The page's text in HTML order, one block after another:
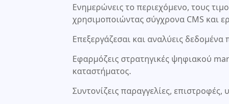
Ενημερώνεις το περιεχόμενο, τους
χρησιμοποιώντας σύγχρονα CMS και
Επεξεργάζεσαι και αναλύεις
Εφαρμόζεις στρατηγικές ψηφιακού
καταστήματος.
Συντονίζεις παραγγελίες,